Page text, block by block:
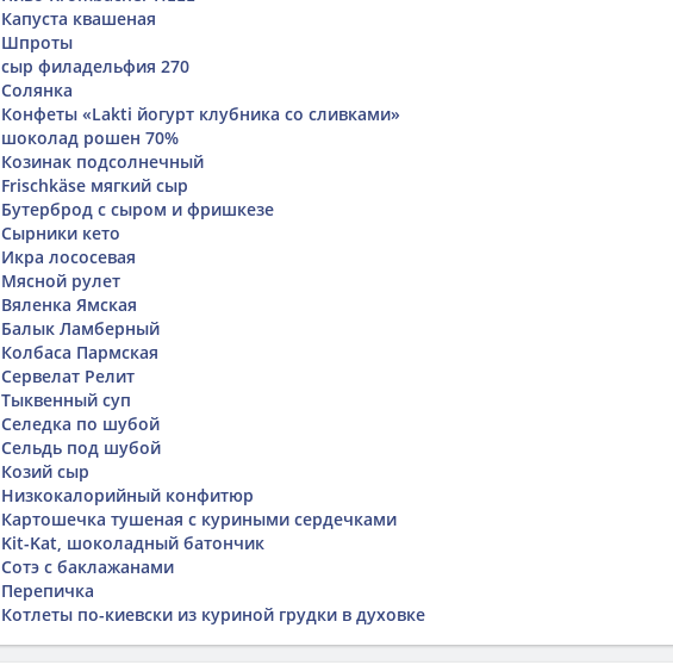
Капуста квашеная
Шпроты
сыр филадельфия 270
Солянка
Конфеты «Lakti йогурт клубника со сливками»
шоколад рошен 70%
Козинак подсолнечный
Frischkäse мягкий сыр
Бутерброд с сыром и фришкезе
Сырники кето
Икра лососевая
Мясной рулет
Вяленка Ямская
Балык Ламберный
Колбаса Пармская
Сервелат Релит
Тыквенный суп
Селедка по шубой
Сельдь под шубой
Козий сыр
Низкокалорийный конфитюр
Картошечка тушеная с куриными сердечками
Kit-Kat, шоколадный батончик
Сотэ с баклажанами
Перепичка
Котлеты по-киевски из куриной грудки в духовке